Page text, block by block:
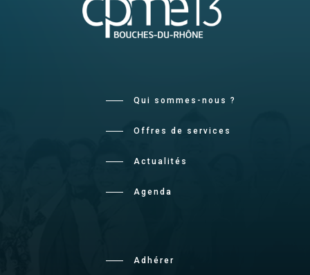
Qui sommes-nous ?
Offres de services
Actualités
Agenda
Adhérer